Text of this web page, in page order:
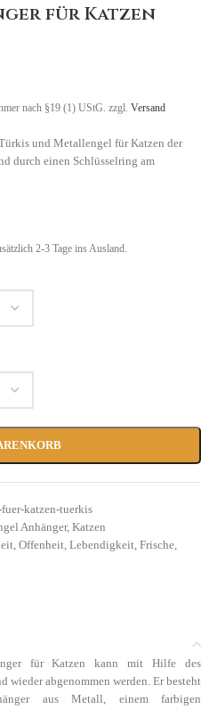
für Katzen
nach §19 (1) UStG. zzgl. Versand
und Metallengel für Katzen der
durch einen Schlüsselring am
2-3 Tage ins Ausland.
katzen-tuerkis
Anhänger, Katzen
, Offenheit, Lebendigkeit, Frische,
für Katzen kann mit Hilfe des
wieder abgenommen werden. Er besteht
aus Metall, einem farbigen